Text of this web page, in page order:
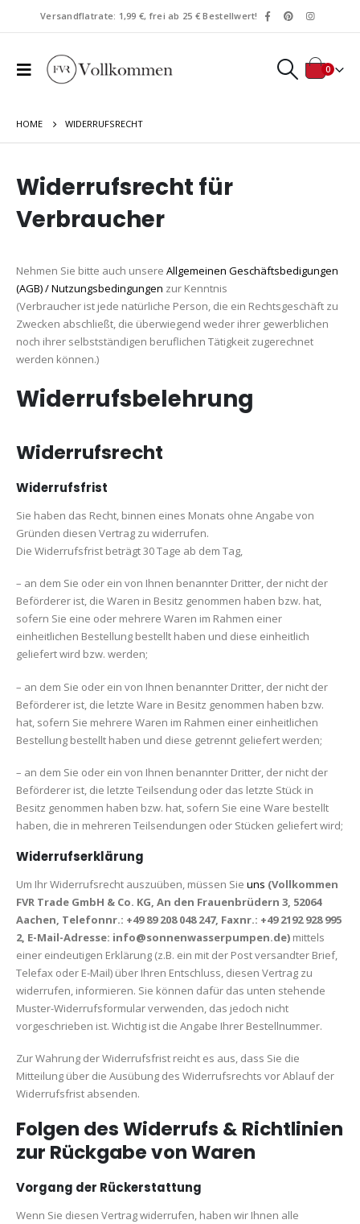
Versandflatrate: 1,99 €, frei ab 25 € Bestellwert!
0
HOME WIDERRUFSRECHT
Widerrufsrecht für
Verbraucher
Nehmen Sie bitte auch unsere Allgemeinen Geschäftsbedigungen
(AGB) / Nutzungsbedingungen zur Kenntnis
(Verbraucher ist jede natürliche Person, die ein Rechtsgeschäft zu
Zwecken abschließt, die überwiegend weder ihrer gewerblichen
noch ihrer selbstständigen beruflichen Tätigkeit zugerechnet
werden können.)
Widerrufsbelehrung
Widerrufsrecht
Widerrufsfrist
Sie haben das Recht, binnen eines Monats ohne Angabe von
Gründen diesen Vertrag zu widerrufen.
Die Widerrufsfrist beträgt 30 Tage ab dem Tag,
– an dem Sie oder ein von Ihnen benannter Dritter, der nicht der
Beförderer ist, die Waren in Besitz genommen haben bzw. hat,
sofern Sie eine oder mehrere Waren im Rahmen einer
einheitlichen Bestellung bestellt haben und diese einheitlich
geliefert wird bzw. werden;
– an dem Sie oder ein von Ihnen benannter Dritter, der nicht der
Beförderer ist, die letzte Ware in Besitz genommen haben bzw.
hat, sofern Sie mehrere Waren im Rahmen einer einheitlichen
Bestellung bestellt haben und diese getrennt geliefert werden;
– an dem Sie oder ein von Ihnen benannter Dritter, der nicht der
Beförderer ist, die letzte Teilsendung oder das letzte Stück in
Besitz genommen haben bzw. hat, sofern Sie eine Ware bestellt
haben, die in mehreren Teilsendungen oder Stücken geliefert wird;
Widerrufserklärung
Um Ihr Widerrufsrecht auszuüben, müssen Sie uns (Vollkommen
FVR Trade GmbH & Co. KG, An den Frauenbrüdern 3, 52064
Aachen, Telefonnr.: +49 89 208 048 247‬, Faxnr.: +49 2192 928 995
2, E-Mail-Adresse: info@sonnenwasserpumpen.de) mittels
einer eindeutigen Erklärung (z.B. ein mit der Post versandter Brief,
Telefax oder E-Mail) über Ihren Entschluss, diesen Vertrag zu
widerrufen, informieren. Sie können dafür das unten stehende
Muster-Widerrufsformular verwenden, das jedoch nicht
vorgeschrieben ist. Wichtig ist die Angabe Ihrer Bestellnummer.
Zur Wahrung der Widerrufsfrist reicht es aus, dass Sie die
Mitteilung über die Ausübung des Widerrufsrechts vor Ablauf der
Widerrufsfrist absenden.
Folgen des Widerrufs & Richtlinien
zur Rückgabe von Waren
Vorgang der Rückerstattung
Wenn Sie diesen Vertrag widerrufen, haben wir Ihnen alle